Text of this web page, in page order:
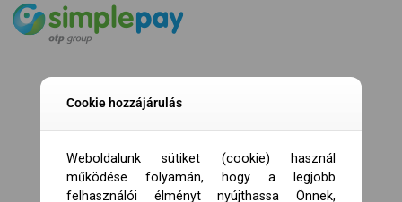
Cookie hozzájárulás
Weboldalunk sütiket (cookie) használ
működése folyamán, hogy a legjobb
felhasználói élményt nyújthassa Önnek,